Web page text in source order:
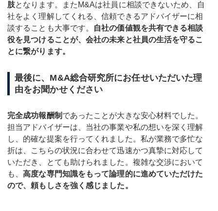
肢となります。またM&Aは社員に相談できないため、自
社をよく理解してくれる、信頼できるアドバイザーに相
談することも大事です。
自社の価値観を共有できる相談
役を見つけることが、会社の未来と社員の生活を守るこ
とに繋がります。
最後に、M&A総合研究所にお任せいただいた理
由をお聞かせください
完全成功報酬制 であったことが大きな安心材料でした。
担当アドバイザーは、当社の事業や私の想いを深く理解
し、的確な提案を行ってくれました。私が業務で多忙な
折は、こちらの状況に合わせて迅速かつ真摯に対応して
いただき、とても助けられました。複雑な交渉において
も、高度な専門知識をもって論理的に進めていただけた
ので、頼もしさを強く感じました。